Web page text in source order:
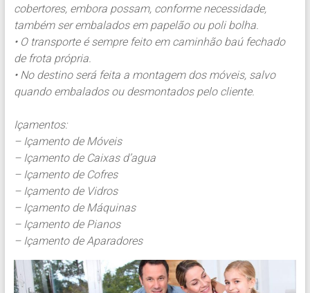
cobertores, embora possam, conforme necessidade,
também ser embalados em papelão ou poli bolha.
• O transporte é sempre feito em caminhão baú fechado
de frota própria.
• No destino será feita a montagem dos móveis, salvo
quando embalados ou desmontados pelo cliente.
Içamentos:
– Içamento de Móveis
– Içamento de Caixas d’agua
– Içamento de Cofres
– Içamento de Vidros
– Içamento de Máquinas
– Içamento de Pianos
– Içamento de Aparadores